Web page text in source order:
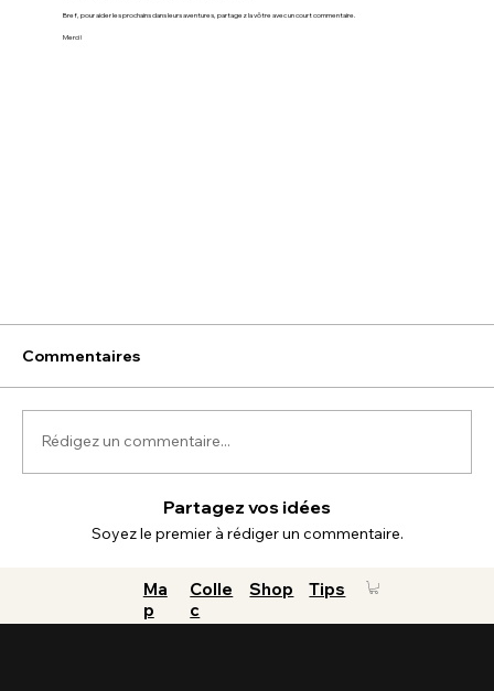
Ma
p
Colle
c
Shop Tips
Bref, pour aider les prochains dans leurs aventures, partagez la vôtre avec un court commentaire.
Merci !
Commentaires
Rédigez un commentaire...
Partagez vos idées
Soyez le premier à rédiger un commentaire.